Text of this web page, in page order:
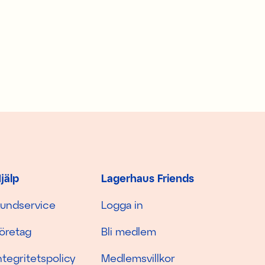
Lagerhaus Friends
Logga in
Bli medlem
Medlemsvillkor